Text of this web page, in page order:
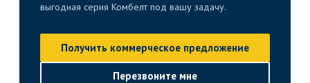
выгодная серия Комбелт под вашу задачу.
Получить коммерческое предложение
Перезвоните мне